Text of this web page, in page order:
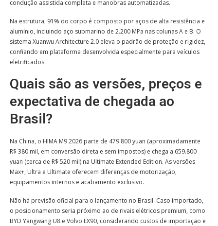
condução assistida completa e manobras automatizadas.
Na estrutura, 91% do corpo é composto por aços de alta resistência e
alumínio, incluindo aço submarino de 2.200 MPa nas colunas A e B. O
sistema Xuanwu Architecture 2.0 eleva o padrão de proteção e rigidez,
confiando em plataforma desenvolvida especialmente para veículos
eletrificados.
Quais são as versões, preços e
expectativa de chegada ao
Brasil?
Na China, o HIMA M9 2026 parte de 479.800 yuan (aproximadamente
R$ 380 mil, em conversão direta e sem impostos) e chega a 659.800
yuan (cerca de R$ 520 mil) na Ultimate Extended Edition. As versões
Max+, Ultra e Ultimate oferecem diferenças de motorização,
equipamentos internos e acabamento exclusivo.
Não há previsão oficial para o lançamento no Brasil. Caso importado,
o posicionamento seria próximo ao de rivais elétricos premium, como
BYD Yangwang U8 e Volvo EX90, considerando custos de importação e